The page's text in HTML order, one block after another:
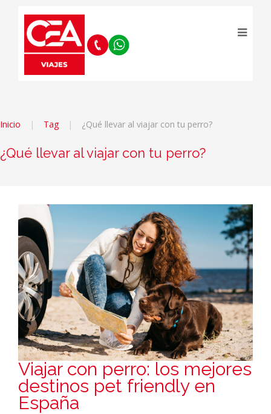
Inicio Tag ¿Qué llevar al viajar con tu perro?
¿Qué llevar al viajar con tu perro?
Viajar con perro: los mejores
destinos pet friendly en
España